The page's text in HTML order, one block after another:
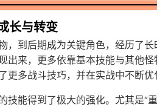
长与转变
，到后期成为关键角色，经历了长
出来，更多依靠基本技能与其他
更多战斗技巧，并在实战中不断优
技能得到了极大的强化。尤其是“